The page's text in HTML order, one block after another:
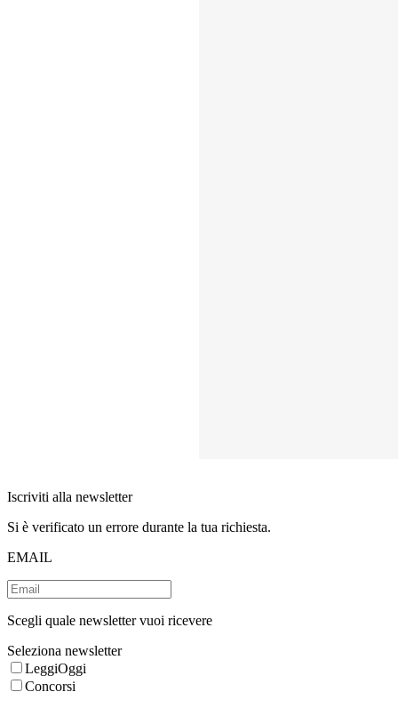
Iscriviti alla newsletter
Si è verificato un errore durante la tua richiesta.
EMAIL
Scegli quale newsletter vuoi ricevere
Seleziona newsletter
LeggiOggi
Concorsi